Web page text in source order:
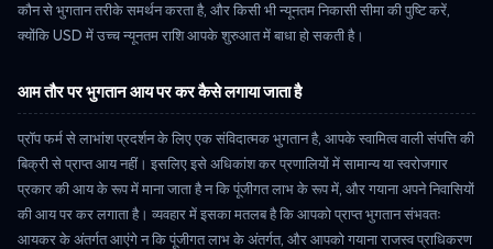
कौन से भुगतान तरीके समर्थन करता है, और किसी भी न्यूनतम निकासी सीमा की पुष्टि करें,
क्योंकि USD में उच्च न्यूनतम राशि आपके शुरुआत में बाधा हो सकती है।
आम तौर पर भुगतान आय पर कर कैसे लगाया जाता है
प्रॉप फर्म से लाभांश प्रदर्शन के लिए एक संविदात्मक भुगतान है, आपके स्वामित्व वाली संपत्ति की
बिक्री से प्राप्त आय नहीं। इसलिए इसे अधिकांश कर प्रणालियों में सामान्य या स्वरोजगार
प्रकार की आय के रूप में माना जाता है न कि पूंजीगत लाभ के रूप में, और गयाना अपने निवासियों
की आय पर कर लगाता है। व्यवहार में इसका मतलब है कि आपको प्राप्त भुगतान संभवतः
आयकर के अंतर्गत आएंगे न कि पूंजीगत लाभ के अंतर्गत, और आपको गयाना राजस्व प्राधिकरण